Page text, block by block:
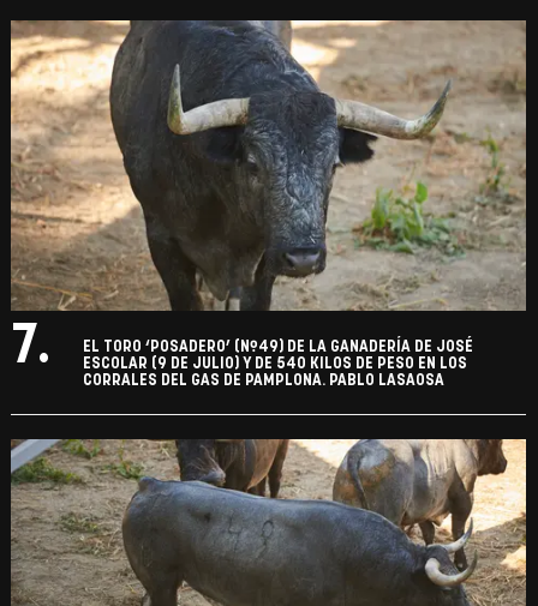
7.
EL TORO ‘POSADERO’ (Nº49) DE LA GANADERÍA DE JOSÉ
ESCOLAR (9 DE JULIO) Y DE 540 KILOS DE PESO EN LOS
CORRALES DEL GAS DE PAMPLONA. PABLO LASAOSA